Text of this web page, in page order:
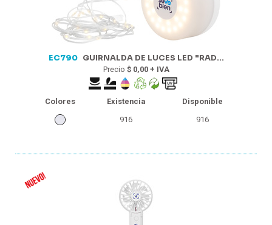
EC790 GUIRNALDA DE LUCES LED "RAD...
Precio $ 0,00 + IVA
Colores Existencia
Disponible
916
916